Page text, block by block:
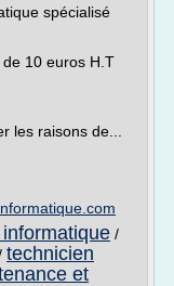
spécialisé
10 euros H.T
les raisons de...
/
technicien
et